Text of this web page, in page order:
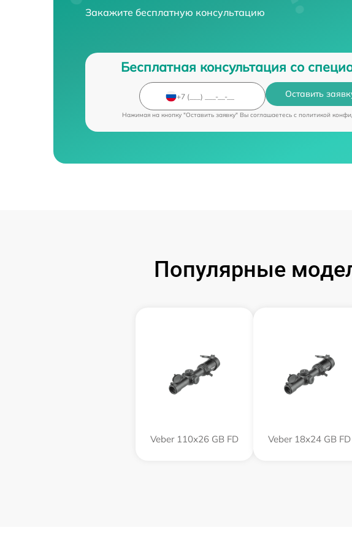
Закажите бесплатную консультацию
Бесплатная консультация со
Оставить
Нажимая на кнопку "Оставить заявку" Вы соглашаетесь c политикой
Популярные
Veber 110х26 GB FD Veber 18x24 GB FD